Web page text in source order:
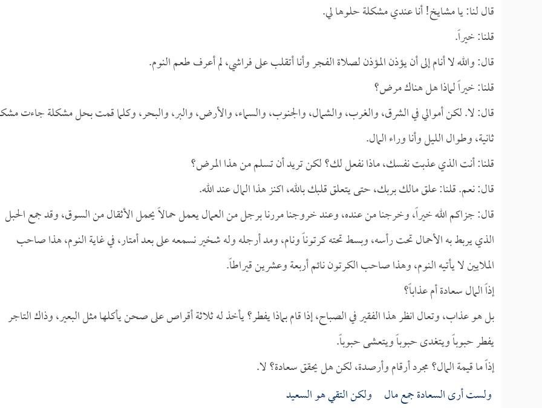
قال لنا: يا مشايخ! أنا عندي مشكلة حلوها لي.
قلنا: خيراً.
قال: والله لا أنام إلى أن يؤذن المؤذن لصلاة الفجر وأنا أتقلب على فراشي، لم أعرف طعم النوم.
قلنا: خيراً لماذا هل هناك مرض؟
قال: لا. لكن أموالي في الشرق، والغرب، والشمال، والجنوب، والسماء، والأرض، والبر، والبحر، وكلما قمت بحل مشكلة جاءت
ثانية، وطوال الليل وأنا وراء المال.
قلنا: أنت الذي عذبت نفسك، ماذا نفعل لك؟ لكن تريد أن تسلم من هذا المرض؟
قال: نعم. قلنا: علق مالك بربك، حتى يتعلق قلبك بالله، اكنز هذا المال عند الله.
قال: جزاكم الله خيراً، وخرجنا من عنده، وعند خروجنا مررنا برجل من العمال يعمل حمالاً يحمل الأثقال من السوق، وقد جمع الحبل
الذي يربط به الأحمال تحت رأسه، وبسط تحته كرتوناً ونام، ومد أرجله وله شخير نسمعه على بعد أمتار، في غاية النوم، هذا صاحب
الملايين لا يأتيه النوم، وهذا صاحب الكرتون نائم أربعة وعشرين قيراطاً.
إذاً المال سعادة أم عذاباً؟
بل هو عذاب، وتعال انظر هذا الفقير في الصباح، إذا قام بماذا يفطر؟ يأخذ له ثلاثة أقراص على صحن يأكلها مثل البعير، وذاك التاجر
يفطر حبوباً ويتغدى حبوباً ويتعشى حبوباً.
إذاً ما قيمة المال؟ مجرد أرقام وأرصدة، لكن هل يحقق سعادة؟ لا.
ولست أرى السعادة جمع مال ولكن التقي هو السعيد